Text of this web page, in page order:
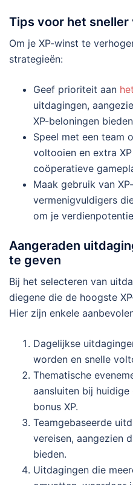
Tips voor het sneller
Om je XP-winst te
strategieën:
Geef prioriteit aan
uitdagingen,
XP-beloningen
Speel met een team
voltooien en extra
coöperatieve
Maak gebruik van
vermenigvuldigers
om je
Aangeraden
te geven
Bij het selecteren van
diegene die de hoogste
Hier zijn enkele
Dagelijkse
worden en snelle
Thematische
aansluiten bij
bonus XP.
Teamgebaseerde
vereisen, aangezien
bieden.
Uitdagingen die